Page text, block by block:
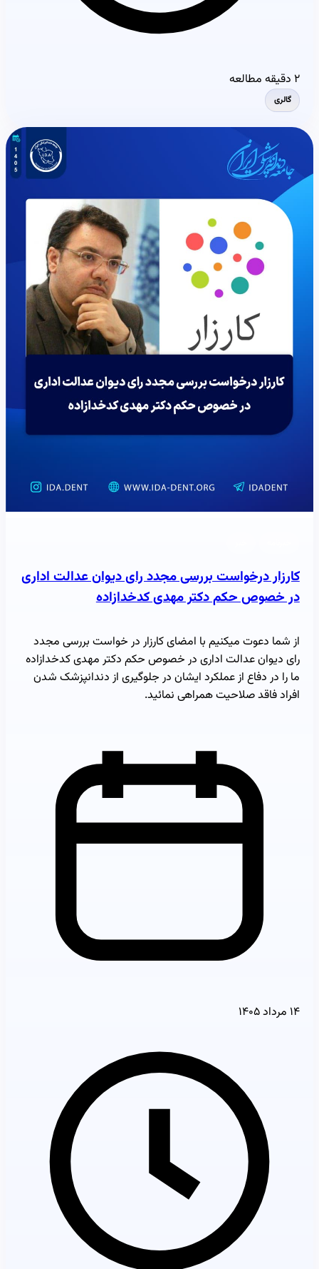
۲ دقیقه مطالعه
گالری
کارزار درخواست بررسی مجدد رای دیوان عدالت اداری
در خصوص حکم دکتر مهدی کدخدازاده
از شما دعوت میکنیم با امضای کارزار در خواست بررسی مجدد
رای دیوان عدالت اداری در خصوص حکم دکتر مهدی کدخدازاده
ما را در دفاع از عملکرد ایشان در جلوگیری از دندانپزشک شدن
افراد فاقد صلاحیت همراهی نمائید.
۱۴ مرداد ۱۴۰۵